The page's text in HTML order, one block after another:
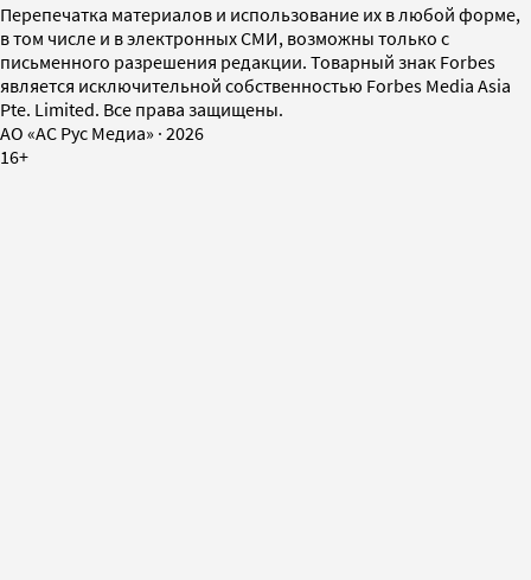
Перепечатка материалов и использование их в любой форме,
в том числе и в электронных СМИ, возможны только с
письменного разрешения редакции. Товарный знак Forbes
является исключительной собственностью Forbes Media Asia
Pte. Limited. Все права защищены.
AO «АС Рус Медиа» · 2026
16+